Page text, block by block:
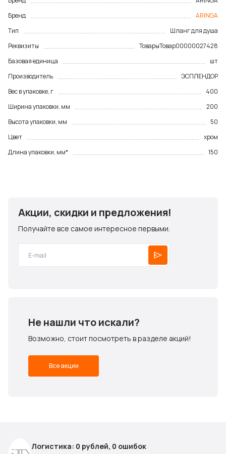
Бренд
ARINGA
Тип
Шланг для душа
Реквизиты
ТоварыТовар00000027428
Базовая единица
шт
Производитель
ЭСПЛЕНДОР
Вес в упаковке, г
400
Ширина упаковки, мм
200
Высота упаковки, мм
50
Цвет
хром
Длина упаковки, мм*
150
Акции, скидки и предложения!
Получайте все самое интересное первыми.
Не нашли что искали?
Возможно, стоит посмотреть в разделе акций!
Все акции
Логистика: 0 рублей, 0 ошибок